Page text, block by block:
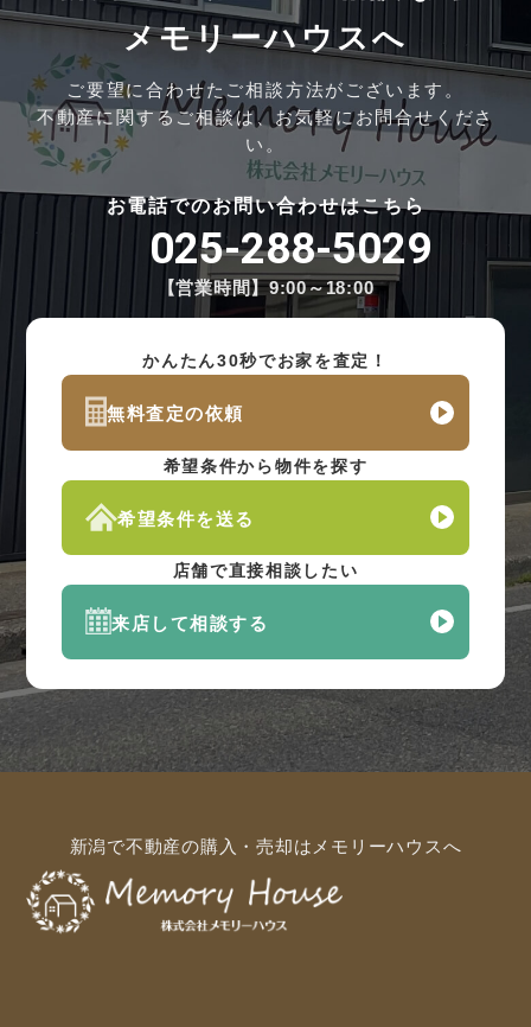
メモリーハウスへ
ご要望に合わせたご相談方法がございます。
不動産に関するご相談は、お気軽にお問合せくださ
い。
お電話でのお問い合わせはこちら
025-288-5029
【営業時間】9:00～18:00
かんたん30秒でお家を査定！
無料査定の依頼
希望条件から物件を探す
希望条件を送る
店舗で直接相談したい
来店して相談する
新潟で不動産の購入・売却はメモリーハウスへ